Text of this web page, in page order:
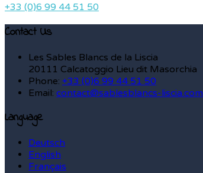
+33 (0)6 99 44 51 50
Contact Us
Les Sables Blancs de la Liscia
20111 Calcatoggio Lieu dit Masorchia
Phone: +33 (0)6 99 44 51 50
Email: contact@sablesblancs-liscia.com
Language
Deutsch
English
Français